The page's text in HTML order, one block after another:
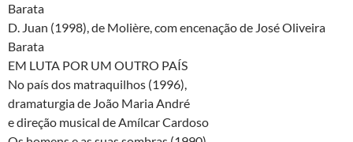
Barata
D. Juan (1998), de Molière, com encenação de José Oliveira
Barata
EM LUTA POR UM OUTRO PAÍS
No país dos matraquilhos (1996),
dramaturgia de João Maria André
e direção musical de Amílcar Cardoso